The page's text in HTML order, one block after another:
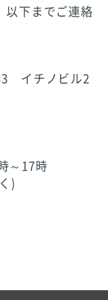
以下までご連絡
イチノビル2
～17時
)